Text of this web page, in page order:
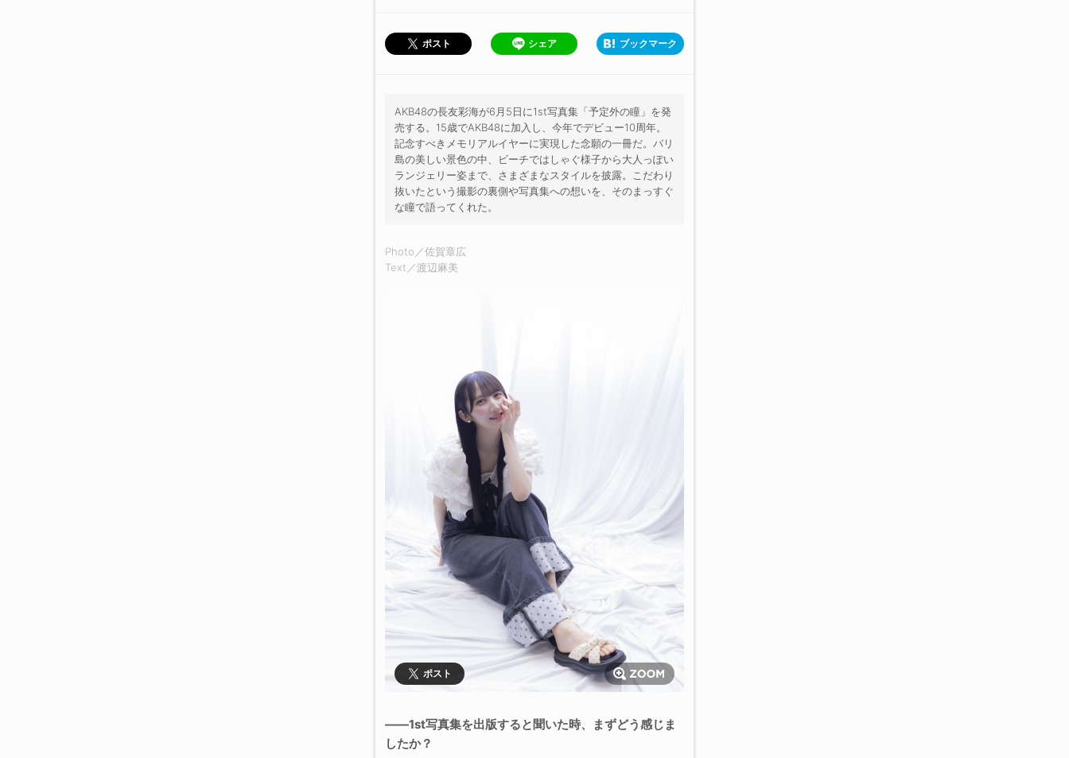
ポスト シェア ブックマーク
AKB48の長友彩海が6月5日に1st写真集「予定外の瞳」を発
売する。15歳でAKB48に加入し、今年でデビュー10周年。
記念すべきメモリアルイヤーに実現した念願の一冊だ。バリ
島の美しい景色の中、ビーチではしゃぐ様子から大人っぽい
ランジェリー姿まで、さまざまなスタイルを披露。こだわり
抜いたという撮影の裏側や写真集への想いを、そのまっすぐ
な瞳で語ってくれた。
Photo／佐賀章広
Text／渡辺麻美
ポスト
――1st写真集を出版すると聞いた時、まずどう感じま
したか？